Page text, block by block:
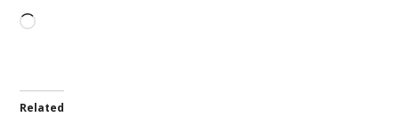
Loading…
Related